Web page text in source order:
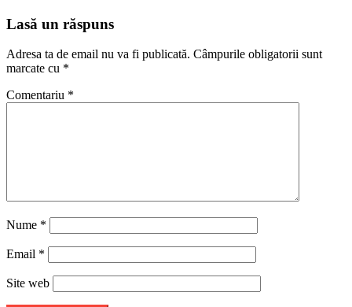
Lasă un răspuns
Adresa ta de email nu va fi publicată. Câmpurile obligatorii sunt
marcate cu *
Comentariu *
Nume *
Email *
Site web